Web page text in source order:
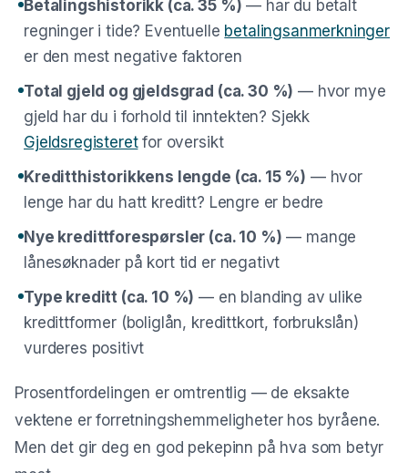
Betalingshistorikk (ca. 35 %) — har du betalt
regninger i tide? Eventuelle betalingsanmerkninger
er den mest negative faktoren
Total gjeld og gjeldsgrad (ca. 30 %) — hvor mye
gjeld har du i forhold til inntekten? Sjekk
Gjeldsregisteretfor oversikt
Kreditthistorikkens lengde (ca. 15 %) — hvor
lenge har du hatt kreditt? Lengre er bedre
Nye kredittforespørsler (ca. 10 %) — mange
lånesøknader på kort tid er negativt
Type kreditt (ca. 10 %) — en blanding av ulike
kredittformer (boliglån, kredittkort, forbrukslån)
vurderes positivt
Prosentfordelingen er omtrentlig — de eksakte
vektene er forretningshemmeligheter hos byråene.
Men det gir deg en god pekepinn på hva som betyr